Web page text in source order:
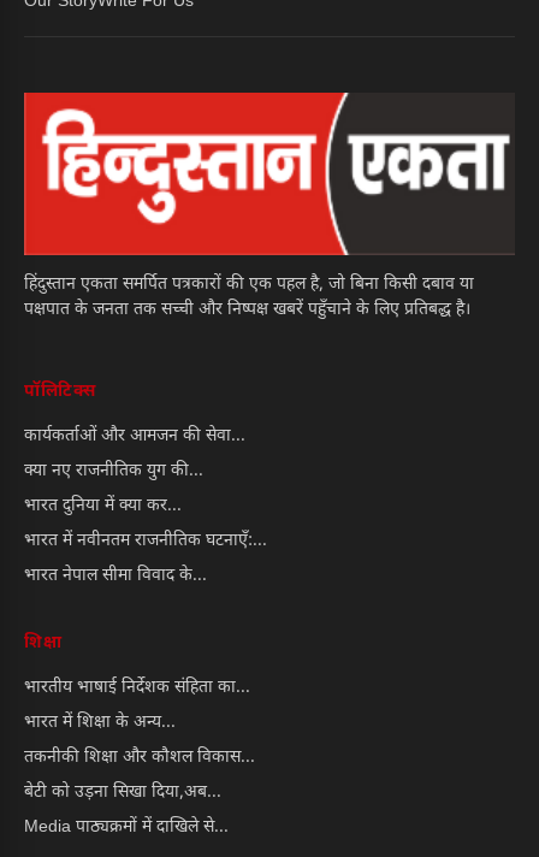
हिंदुस्तान एकता समर्पित पत्रकारों की एक पहल है, जो बिना किसी दबाव या
पक्षपात के जनता तक सच्ची और निष्पक्ष खबरें पहुँचाने के लिए प्रतिबद्ध है।
पॉलिटिक्स
कार्यकर्ताओं और आमजन की सेवा...
क्या नए राजनीतिक युग की...
भारत दुनिया में क्या कर...
भारत में नवीनतम राजनीतिक घटनाएँ:...
भारत नेपाल सीमा विवाद के...
शिक्षा
भारतीय भाषाई निर्देशक संहिता का...
भारत में शिक्षा के अन्य...
तकनीकी शिक्षा और कौशल विकास...
बेटी को उड़ना सिखा दिया,अब...
Media पाठ्यक्रमों में दाखिले से...